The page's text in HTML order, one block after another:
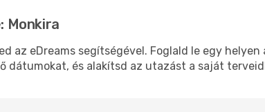
Monkira
az eDreams segítségével. Foglald le egy
dátumokat, és alakítsd az utazást a saját